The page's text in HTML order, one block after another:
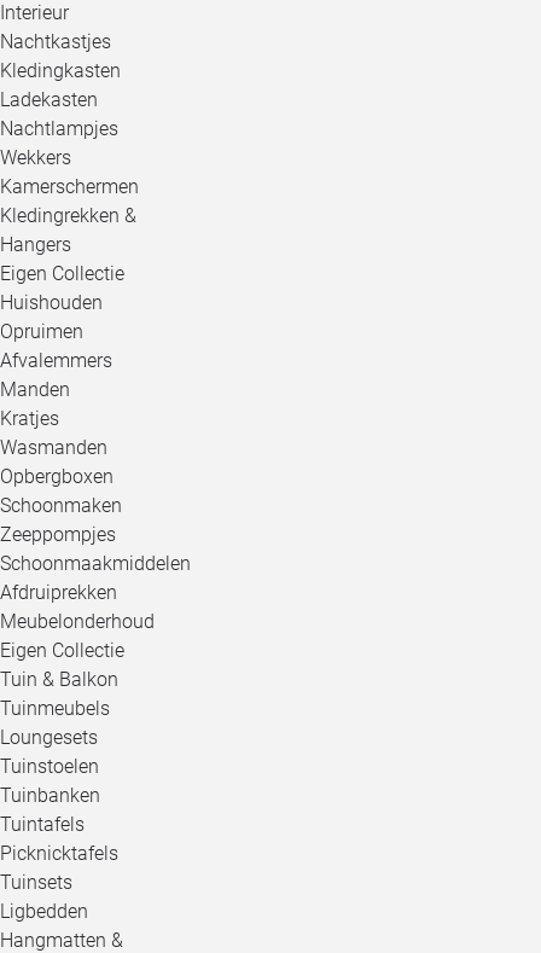
Interieur
Nachtkastjes
Kledingkasten
Ladekasten
Nachtlampjes
Wekkers
Kamerschermen
Kledingrekken &
Hangers
Eigen Collectie
Huishouden
Opruimen
Afvalemmers
Manden
Kratjes
Wasmanden
Opbergboxen
Schoonmaken
Zeeppompjes
Schoonmaakmiddelen
Afdruiprekken
Meubelonderhoud
Eigen Collectie
Tuin & Balkon
Tuinmeubels
Loungesets
Tuinstoelen
Tuinbanken
Tuintafels
Picknicktafels
Tuinsets
Ligbedden
Hangmatten &